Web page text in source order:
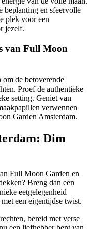
beplanting en sfeervolle
plek voor een
jezelf.
van Full Moon
de betoverende
Proef de authentieke
setting. Geniet van
verwennen
Garden Amsterdam.
Dim
Full Moon Garden en
Breng dan een
eetgelegenheid
een eigentijdse twist.
bereid met verse